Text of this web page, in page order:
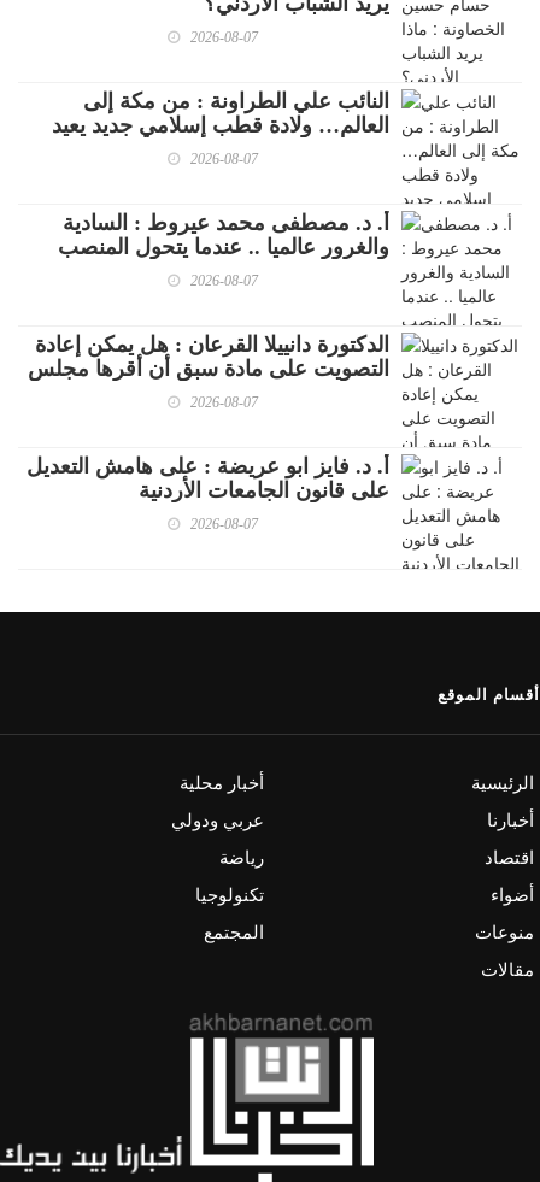
2026-08-07
النائب علي الطراونة : من مكة إلى
العالم… ولادة قطب إسلامي جديد يعيد
كتابة خرائط القوه2026-08-07
أ. د. مصطفى محمد عيروط : السادية
والغرور عالميا .. عندما يتحول المنصب
والمال إلى وهم القوة
2026-08-07
الدكتورة دانييلا القرعان : هل يمكن إعادة
التصويت على مادة سبق أن أقرها مجلس
النواب؟ قراءة قانونية ؟
2026-08-07
أ. د. فايز ابو عريضة : على هامش التعديل
على قانون الجامعات الأردنية
2026-08-07
أقسام الموقع
الرئيسية
أخبار محلية
أخبارنا
عربي ودولي
اقتصاد
رياضة
أضواء
تكنولوجيا
منوعات
المجتمع
مقالات